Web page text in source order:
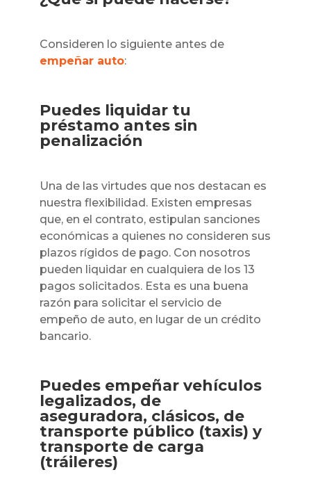
Consideren lo siguiente antes de
empeñar auto:
Puedes liquidar tu
préstamo antes sin
penalización
Una de las virtudes que nos destacan es
nuestra flexibilidad. Existen empresas
que, en el contrato, estipulan sanciones
económicas a quienes no consideren sus
plazos rígidos de pago. Con nosotros
pueden liquidar en cualquiera de los 13
pagos solicitados. Esta es una buena
razón para solicitar el servicio de
empeño de auto, en lugar de un crédito
bancario.
Puedes empeñar vehículos
legalizados, de
aseguradora, clásicos, de
transporte público (taxis) y
transporte de carga
(tráileres)